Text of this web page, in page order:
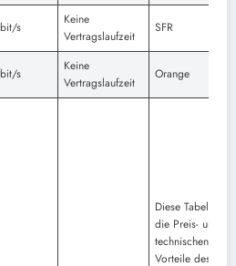
s
Keine
Vertragslaufzeit
SFR
s
Keine
Vertragslaufzeit
Orange
Diese Tabelle
die Preis- und
technischen
Vorteile des